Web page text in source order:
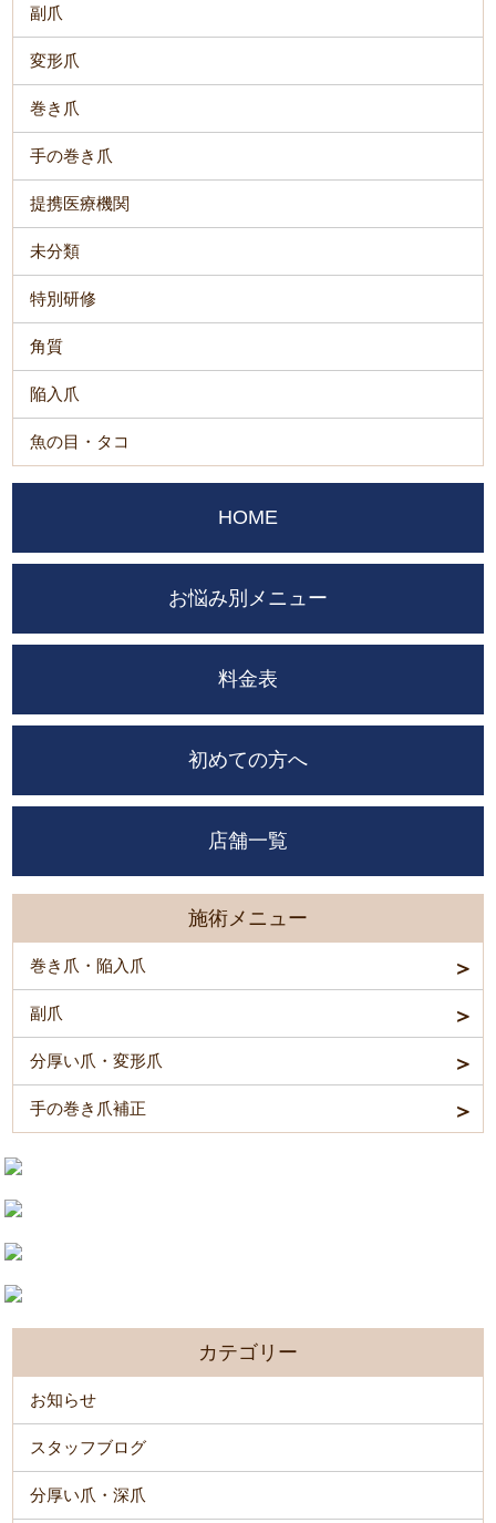
副爪
変形爪
巻き爪
手の巻き爪
提携医療機関
未分類
特別研修
角質
陥入爪
魚の目・タコ
HOME
お悩み別メニュー
料金表
初めての方へ
店舗一覧
施術メニュー
巻き爪・陥入爪
副爪
分厚い爪・変形爪
手の巻き爪補正
カテゴリー
お知らせ
スタッフブログ
分厚い爪・深爪